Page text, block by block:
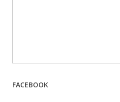
FACEBOOK